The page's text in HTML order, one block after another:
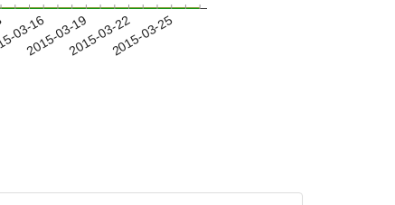
03-16
2015-03-192015-03-222015-03-25